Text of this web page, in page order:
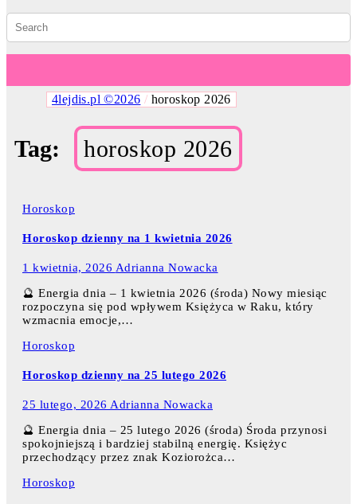
4lejdis.pl ©2026 / horoskop 2026
Tag: horoskop 2026
Horoskop
Horoskop dzienny na 1 kwietnia 2026
1 kwietnia, 2026 Adrianna Nowacka
🔮 Energia dnia – 1 kwietnia 2026 (środa) Nowy miesiąc
rozpoczyna się pod wpływem Księżyca w Raku, który
wzmacnia emocje,…
Horoskop
Horoskop dzienny na 25 lutego 2026
25 lutego, 2026 Adrianna Nowacka
🔮 Energia dnia – 25 lutego 2026 (środa) Środa przynosi
spokojniejszą i bardziej stabilną energię. Księżyc
przechodzący przez znak Koziorożca…
Horoskop